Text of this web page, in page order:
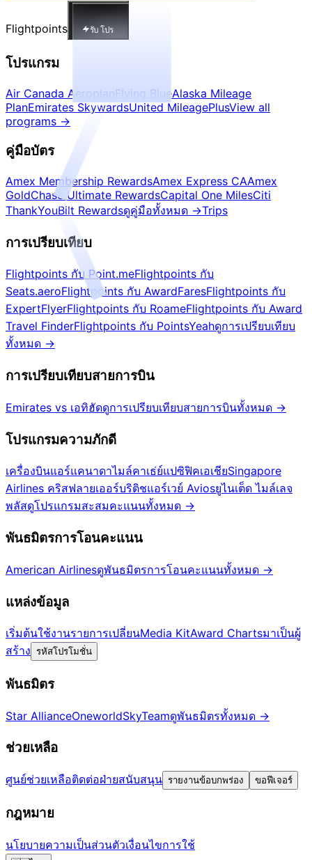
Flightpoints รับ โปร
โปรแกรม
Air Canada AeroplanFlying BlueAlaska Mileage
PlanEmirates SkywardsUnited MileagePlusView all
programs →
คู่มือบัตร
Amex Membership RewardsAmex Express CAAmex
GoldChase Ultimate RewardsCapital One MilesCiti
ThankYouBilt Rewardsดูคู่มือทั้งหมด →Trips
การเปรียบเทียบ
Flightpoints กับ Point.meFlightpoints กับ
Seats.aeroFlightpoints กับ AwardFaresFlightpoints กับ
ExpertFlyerFlightpoints กับ RoameFlightpoints กับ Award
Travel FinderFlightpoints กับ PointsYeahดูการเปรียบเทียบ
ทั้งหมด →
การเปรียบเทียบสายการบิน
Emirates vs เอทิฮัดดูการเปรียบเทียบสายการบินทั้งหมด →
โปรแกรมความภักดี
เครื่องบินแอร์แคนาดาไมล์คาเธ่ย์แปซิฟิคเอเชียSingapore
Airlines คริสฟลายเออร์บริติชแอร์เวย์ Aviosยูไนเต็ด ไมล์เลจ
พลัสดูโปรแกรมสะสมคะแนนทั้งหมด →
พันธมิตรการโอนคะแนน
American Airlinesดูพันธมิตรการโอนคะแนนทั้งหมด →
แหล่งข้อมูล
เริ่มต้นใช้งานรายการเปลี่ยนMedia KitAward Chartsมาเป็นผู้
สร้าง รหัสโปรโมชั่น
พันธมิตร
Star AllianceOneworldSkyTeamดูพันธมิตรทั้งหมด →
ช่วยเหลือ
ศูนย์ช่วยเหลือติดต่อฝ่ายสนับสนุน รายงานข้อบกพร่อง ขอฟีเจอร์
กฎหมาย
นโยบายความเป็นส่วนตัวเงื่อนไขการใช้